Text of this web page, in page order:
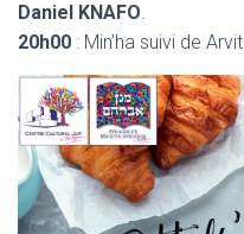
Daniel KNAFO.
20h00 : Min’ha suivi de Arvit